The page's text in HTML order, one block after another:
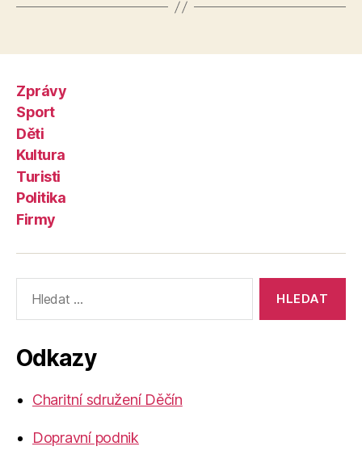
Zprávy
Sport
Děti
Kultura
Turisti
Politika
Firmy
vyhledávání:
Odkazy
Charitní sdružení Děčín
Dopravní podnik